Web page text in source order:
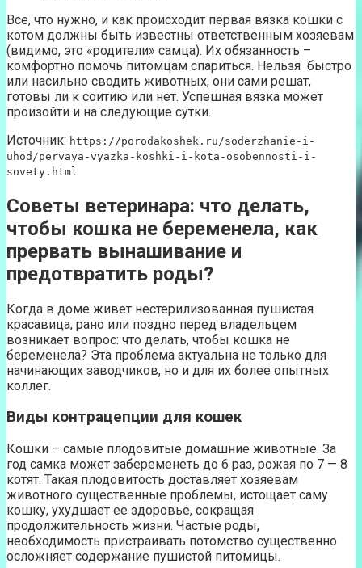
Все, что нужно, и как происходит первая вязка кошки с
котом должны быть известны ответственным хозяевам
(видимо, это «родители» самца). Их обязанность –
комфортно помочь питомцам спариться. Нельзя быстро
или насильно сводить животных, они сами решат,
готовы ли к соитию или нет. Успешная вязка может
произойти и на следующие сутки.
Источник: https://porodakoshek.ru/soderzhanie-i-
uhod/pervaya-vyazka-koshki-i-kota-osobennosti-i-
sovety.html
Советы ветеринара: что делать,
чтобы кошка не беременела, как
прервать вынашивание и
предотвратить роды?
Когда в доме живет нестерилизованная пушистая
красавица, рано или поздно перед владельцем
возникает вопрос: что делать, чтобы кошка не
беременела? Эта проблема актуальна не только для
начинающих заводчиков, но и для их более опытных
коллег.
Виды контрацепции для кошек
Кошки – самые плодовитые домашние животные. За
год самка может забеременеть до 6 раз, рожая по 7 — 8
котят. Такая плодовитость доставляет хозяевам
животного существенные проблемы, истощает саму
кошку, ухудшает ее здоровье, сокращая
продолжительность жизни. Частые роды,
необходимость пристраивать потомство существенно
осложняет содержание пушистой питомицы.